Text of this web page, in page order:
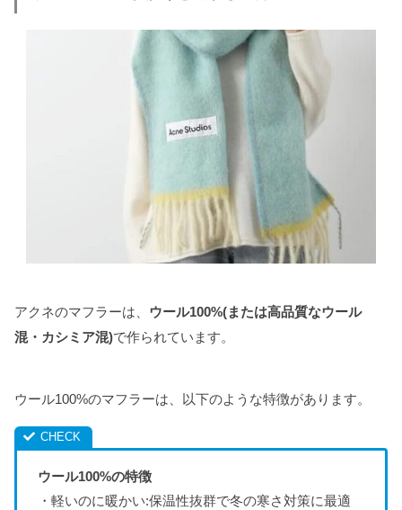
アクネのマフラーは、 ウール100%(または高品質なウール
混・カシミア混)で作られています。
ウール100%のマフラーは、以下のような特徴があります。
ウール100%の特徴
・軽いのに暖かい:保温性抜群で冬の寒さ対策に最適